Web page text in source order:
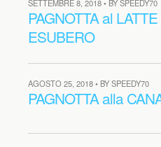
SETTEMBRE 8, 2018 • BY SPEEDY70
PAGNOTTA al
ESUBERO
AGOSTO 25, 2018 • BY SPEEDY70
PAGNOTTA alla